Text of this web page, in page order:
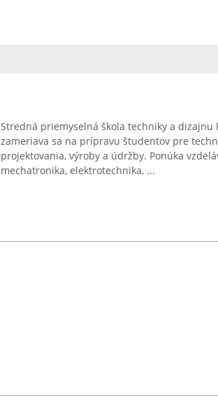
Stredná priemyselná škola techniky a dizajnu
zameriava sa na prípravu študentov pre
projektovania, výroby a údržby. Ponúka
mechatronika, elektrotechnika, ...